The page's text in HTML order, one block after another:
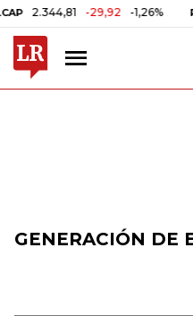
-29,92 -1,26%
GENERACIÓN DE